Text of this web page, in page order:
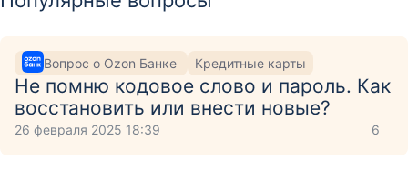
Вопрос о Ozon Банке Кредитные карты
Не помню кодовое слово и пароль. Как
восстановить или внести новые?
26 февраля 2025 18:39 6